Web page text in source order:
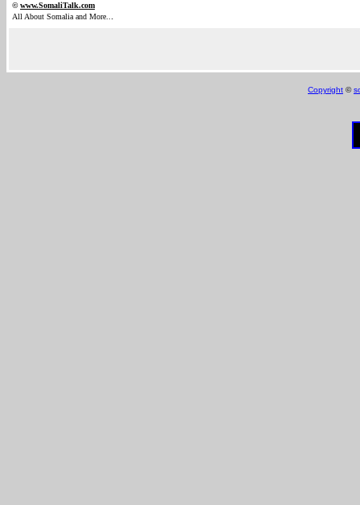
©www.SomaliTalk.com
All About Somalia and More.. .
Copyright ©